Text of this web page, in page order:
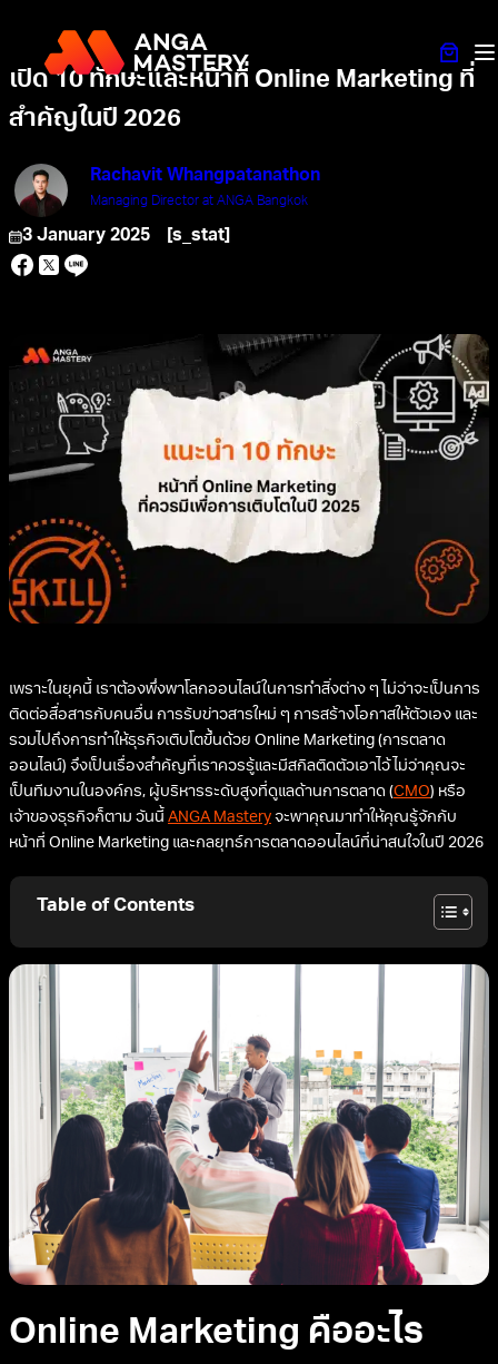
เปิด 10 ทักษะและหน้าที่ Online Marketing ที่
สำคัญในปี 2026
Rachavit Whangpatanathon
Managing Director at ANGA Bangkok
3 January 2025 [s_stat]
เพราะในยุคนี้ เราต้องพึ่งพาโลกออนไลน์ในการทำสิ่งต่าง ๆ ไม่ว่าจะเป็นการ
ติดต่อสื่อสารกับคนอื่น การรับข่าวสารใหม่ ๆ การสร้างโอกาสให้ตัวเอง และ
รวมไปถึงการทำให้ธุรกิจเติบโตขึ้นด้วย Online Marketing (การตลาด
ออนไลน์) จึงเป็นเรื่องสำคัญที่เราควรรู้และมีสกิลติดตัวเอาไว้ ไม่ว่าคุณจะ
เป็นทีมงานในองค์กร, ผู้บริหารระดับสูงที่ดูแลด้านการตลาด (CMO) หรือ
เจ้าของธุรกิจก็ตาม วันนี้ ANGA Mastery จะพาคุณมาทำให้คุณรู้จักกับ
หน้าที่ Online Marketing และกลยุทธ์การตลาดออนไลน์ที่น่าสนใจในปี 2026
Table of Contents
Online Marketing คืออะไร